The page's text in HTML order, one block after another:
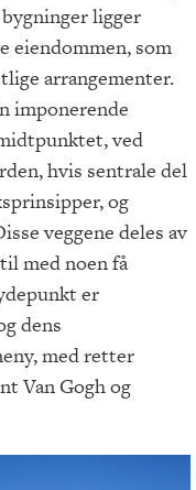
ligger
eiendommen, som
arrangementer.
imponerende
ved
hvis sentrale del
og
veggene deles av
med noen få
er
dens
med retter
Van Gogh og